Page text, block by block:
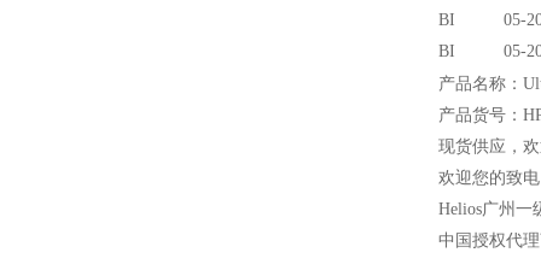
BI 05-
BI 05-
产品名称：
产品货号：
现货供应，
欢迎您的
Helios广州一
中国授权代